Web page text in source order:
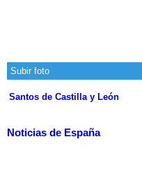
Subir foto
Santos de Castilla y León
Noticias de España